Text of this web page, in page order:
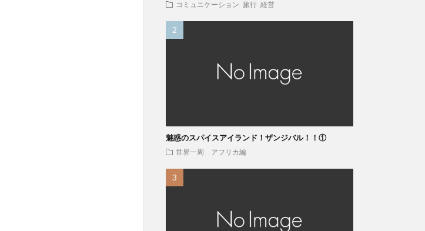
コミュニケーション 旅行 経営
魅惑のスパイスアイランド！ザンジバル！！①
世界一周 アフリカ編